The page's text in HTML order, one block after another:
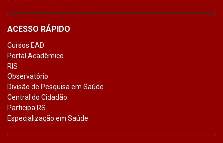
ACESSO RÁPIDO
Cursos EAD
Portal Acadêmico
RIS
Observatório
Divisão de Pesquisa em Saúde
Central do Cidadão
Participa RS
Especialização em Saúde